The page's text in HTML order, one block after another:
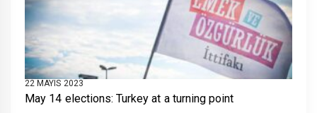
22 MAYIS 2023
May 14 elections: Turkey at a turning point